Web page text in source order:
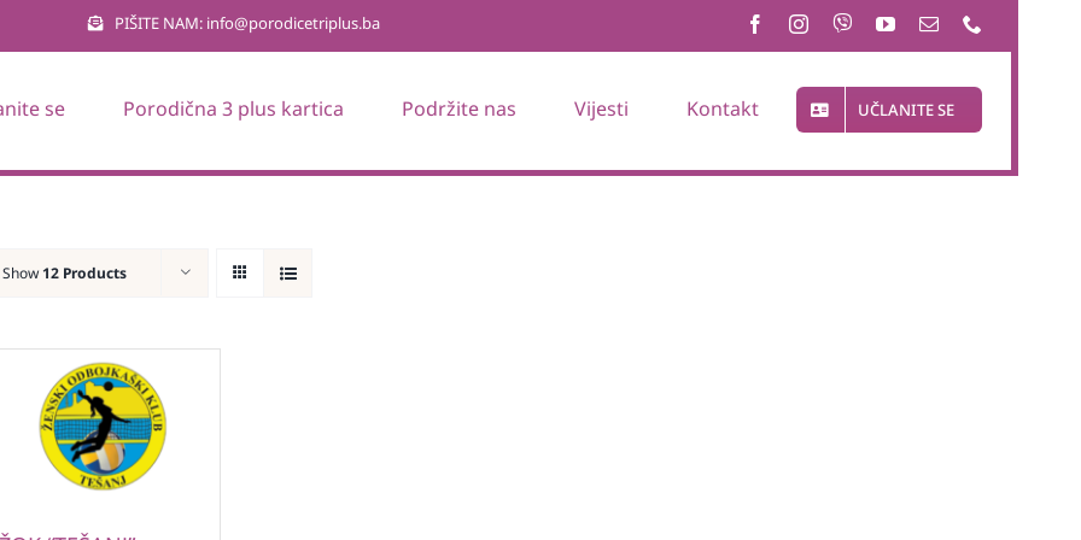
PIŠITE NAM: info@porodicetriplus.ba
se Porodična 3 plus kartica Podržite nas Vijesti Kontakt UČLANITE SE
Show 12 Products